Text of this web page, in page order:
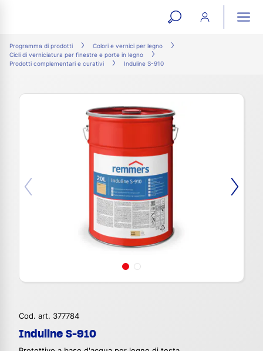
open
search
Programma di prodotti
Colori e vernici per legno
Cicli di verniciatura per finestre e porte in legno
Prodotti complementari e curativi
Induline S-910
Cod. art. 377784
Induline S-910